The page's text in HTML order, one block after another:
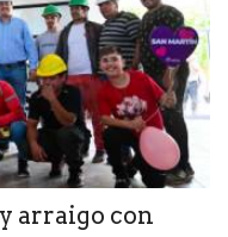
arraigo con